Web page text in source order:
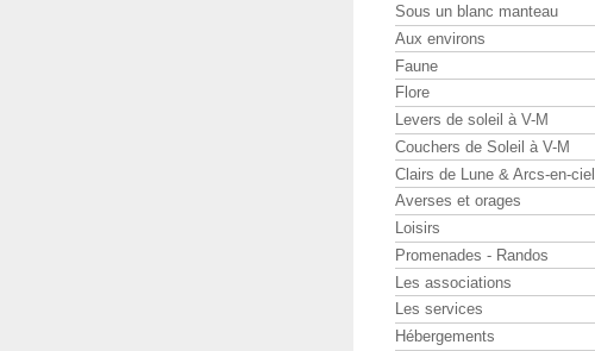
Sous un blanc manteau
Aux environs
Faune
Flore
Levers de soleil à V-M
Couchers de Soleil à V-M
Clairs de Lune & Arcs-en-ciel
Averses et orages
Loisirs
Promenades - Randos
Les associations
Les services
Hébergements